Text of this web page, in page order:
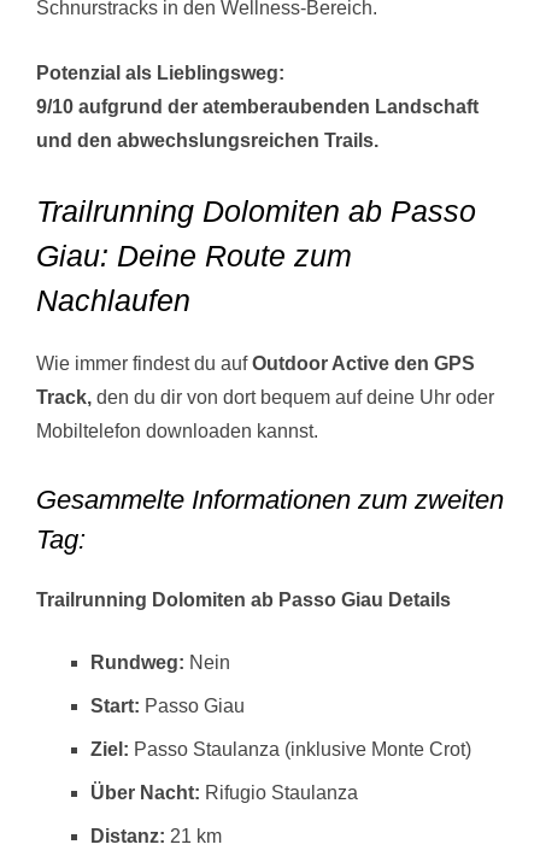
Schnurstracks in den Wellness-Bereich.
Potenzial als Lieblingsweg:
9/10 aufgrund der atemberaubenden Landschaft
und den abwechslungsreichen Trails.
Trailrunning Dolomiten ab Passo
Giau: Deine Route zum
Nachlaufen
Wie immer findest du aufOutdoor Active den GPS
Track, den du dir von dort bequem auf deine Uhr oder
Mobiltelefon downloaden kannst.
Gesammelte Informationen zum zweiten
Tag:
Trailrunning Dolomiten ab Passo Giau Details
Rundweg: Nein
Start: Passo Giau
Ziel: Passo Staulanza (inklusive Monte Crot)
Über Nacht: Rifugio Staulanza
Distanz: 21 km